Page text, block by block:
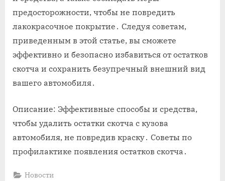
предосторожности‚ чтобы не повредить
лакокрасочное покрытие․ Следуя советам‚
приведенным в этой статье‚ вы сможете
эффективно и безопасно избавиться от остатков
скотча и сохранить безупречный внешний вид
вашего автомобиля․
Описание: Эффективные способы и средства‚
чтобы удалить остатки скотча с кузова
автомобиля‚ не повредив краску․ Советы по
профилактике появления остатков скотча․
Новости